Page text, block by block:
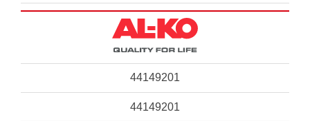
44149201
44149201